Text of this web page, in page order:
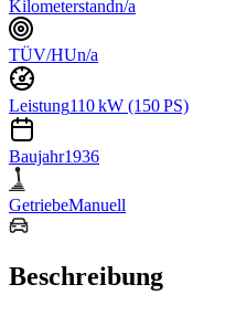
Kilometerstandn/a
TÜV/HUn/a
Leistung110 kW (150 PS)
Baujahr1936
GetriebeManuell
Beschreibung